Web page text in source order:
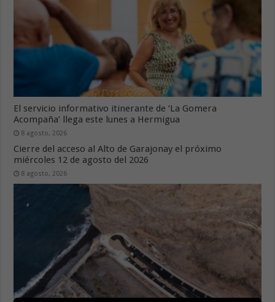
El servicio informativo itinerante de ‘La Gomera
Acompaña’ llega este lunes a Hermigua
8 agosto, 2026
Cierre del acceso al Alto de Garajonay el próximo
miércoles 12 de agosto del 2026
8 agosto, 2026